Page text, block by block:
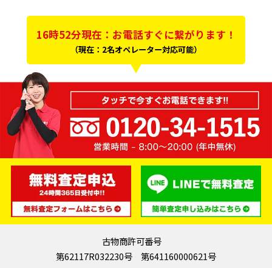
16時52分現在：お電話すぐに繋がります！
（現在：2名オペレーター対応可能）
古物商許可番号
第62117R032230号 第641160000621号